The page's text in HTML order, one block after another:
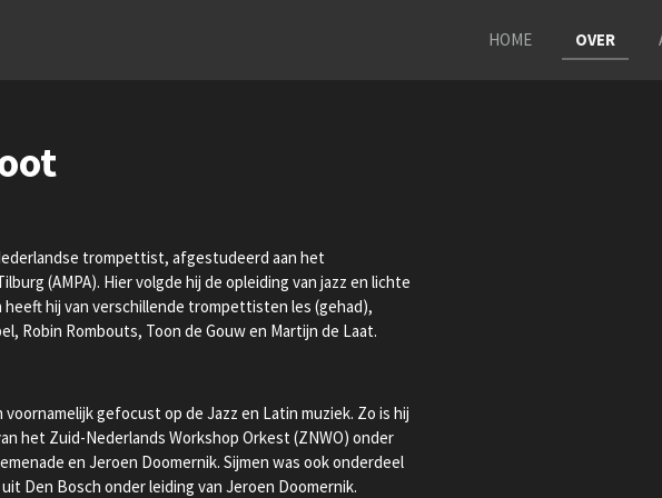
HOME OVER
trompettist, afgestudeerd aan het
(AMPA). Hier volgde hij de opleiding van jazz en lichte
heeft hij van verschillende trompettisten les (gehad),
Robin Rombouts, Toon de Gouw en Martijn de Laat.
voornamelijk gefocust op de Jazz en Latin muziek. Zo is hij
het Zuid-Nederlands Workshop Orkest (ZNWO) onder
en Jeroen Doomernik. Sijmen was ook onderdeel
Den Bosch onder leiding van Jeroen Doomernik.